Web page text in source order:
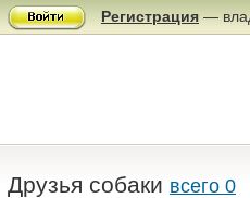
Регистрация —
Друзья собаки всего 0